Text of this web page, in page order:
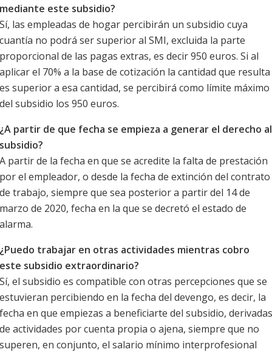
mediante este subsidio?
Sí, las empleadas de hogar percibirán un subsidio cuya
cuantía no podrá ser superior al SMI, excluida la parte
proporcional de las pagas extras, es decir 950 euros. Si al
aplicar el 70% a la base de cotización la cantidad que resulta
es superior a esa cantidad, se percibirá como límite máximo
del subsidio los 950 euros.
¿A partir de que fecha se empieza a generar el derecho al
subsidio?
A partir de la fecha en que se acredite la falta de prestación
por el empleador, o desde la fecha de extinción del contrato
de trabajo, siempre que sea posterior a partir del 14 de
marzo de 2020, fecha en la que se decretó el estado de
alarma.
¿Puedo trabajar en otras actividades mientras cobro
este subsidio extraordinario?
Sí, el subsidio es compatible con otras percepciones que se
estuvieran percibiendo en la fecha del devengo, es decir, la
fecha en que empiezas a beneficiarte del subsidio, derivadas
de actividades por cuenta propia o ajena, siempre que no
superen, en conjunto, el salario mínimo interprofesional